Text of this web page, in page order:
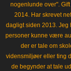
nogenlunde over".
2014. Har skrevet
dagligt siden 2013. Jeg
personer kunne være
der er tale om
vidensmiljøer eller ting
de begynder at tale